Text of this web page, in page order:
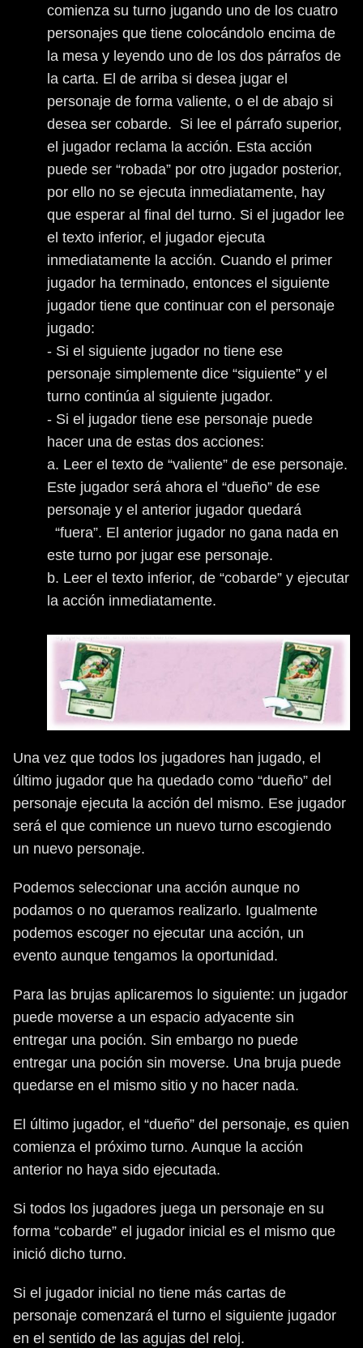
comienza su turno jugando uno de los cuatro
personajes que tiene colocándolo encima de
la mesa y leyendo uno de los dos párrafos de
la carta. El de arriba si desea jugar el
personaje de forma valiente, o el de abajo si
desea ser cobarde. Si lee el párrafo superior,
el jugador reclama la acción. Esta acción
puede ser “robada” por otro jugador posterior,
por ello no se ejecuta inmediatamente, hay
que esperar al final del turno. Si el jugador lee
el texto inferior, el jugador ejecuta
inmediatamente la acción. Cuando el primer
jugador ha terminado, entonces el siguiente
jugador tiene que continuar con el personaje
jugado:
- Si el siguiente jugador no tiene ese
personaje simplemente dice “siguiente” y el
turno continúa al siguiente jugador.
- Si el jugador tiene ese personaje puede
hacer una de estas dos acciones:
a. Leer el texto de “valiente” de ese personaje.
Este jugador será ahora el “dueño” de ese
personaje y el anterior jugador quedará
“fuera”. El anterior jugador no gana nada en
este turno por jugar ese personaje.
b. Leer el texto inferior, de “cobarde” y ejecutar
la acción inmediatamente.
Una vez que todos los jugadores han jugado, el
último jugador que ha quedado como “dueño” del
personaje ejecuta la acción del mismo. Ese jugador
será el que comience un nuevo turno escogiendo
un nuevo personaje.
Podemos seleccionar una acción aunque no
podamos o no queramos realizarlo. Igualmente
podemos escoger no ejecutar una acción, un
evento aunque tengamos la oportunidad.
Para las brujas aplicaremos lo siguiente: un jugador
puede moverse a un espacio adyacente sin
entregar una poción. Sin embargo no puede
entregar una poción sin moverse. Una bruja puede
quedarse en el mismo sitio y no hacer nada.
El último jugador, el “dueño” del personaje, es quien
comienza el próximo turno. Aunque la acción
anterior no haya sido ejecutada.
Si todos los jugadores juega un personaje en su
forma “cobarde” el jugador inicial es el mismo que
inició dicho turno.
Si el jugador inicial no tiene más cartas de
personaje comenzará el turno el siguiente jugador
en el sentido de las agujas del reloj.